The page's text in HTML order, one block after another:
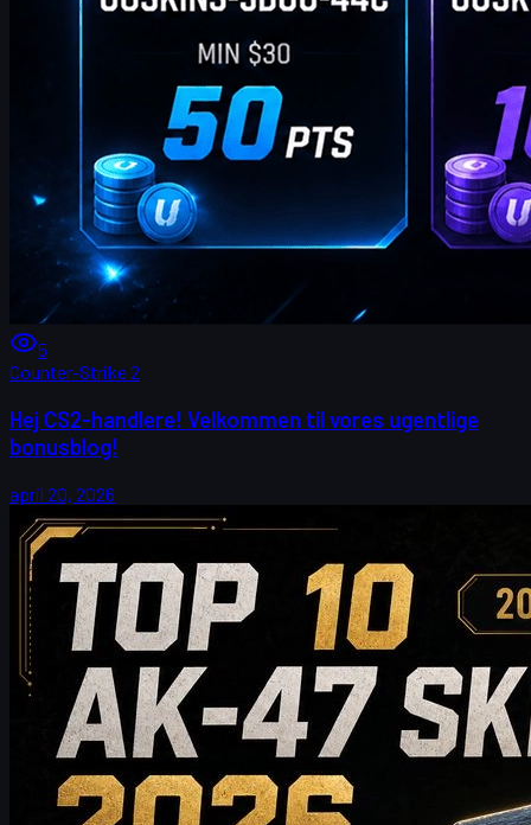
5
Counter-Strike 2
Hej CS2-handlere! Velkommen til vores ugentlige
bonusblog!
april 20, 2026